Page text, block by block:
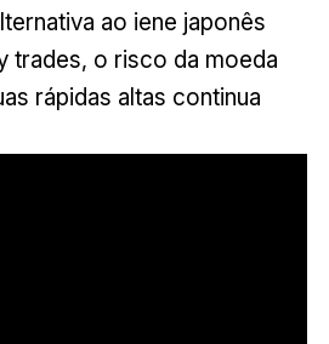
ao iene japonês
trades, o risco da moeda
rápidas altas continua